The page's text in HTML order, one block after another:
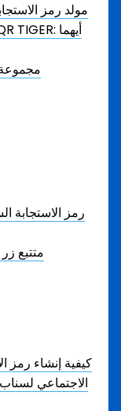
مولد رمز
رمز الاستجابة
متتبع
كيفية إنشاء رمز
الاجتماعي